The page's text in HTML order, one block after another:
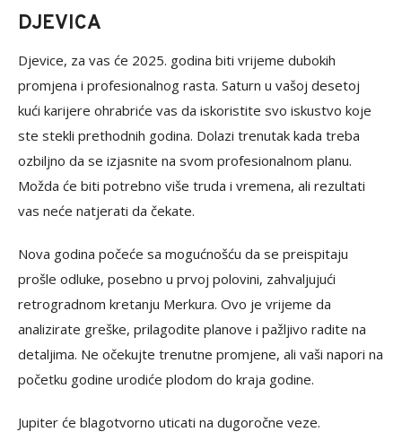
DJEVICA
Djevice, za vas će 2025. godina biti vrijeme dubokih
promjena i profesionalnog rasta. Saturn u vašoj desetoj
kući karijere ohrabriće vas da iskoristite svo iskustvo koje
ste stekli prethodnih godina. Dolazi trenutak kada treba
ozbiljno da se izjasnite na svom profesionalnom planu.
Možda će biti potrebno više truda i vremena, ali rezultati
vas neće natjerati da čekate.
Nova godina počeće sa mogućnošću da se preispitaju
prošle odluke, posebno u prvoj polovini, zahvaljujući
retrogradnom kretanju Merkura. Ovo je vrijeme da
analizirate greške, prilagodite planove i pažljivo radite na
detaljima. Ne očekujte trenutne promjene, ali vaši napori na
početku godine urodiće plodom do kraja godine.
Jupiter će blagotvorno uticati na dugoročne veze.